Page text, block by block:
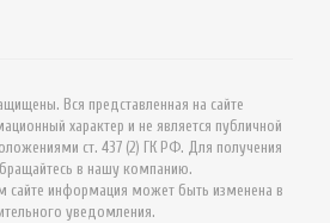
Вся представленная на сайте
характер и не является публичной
ст. 437 (2) ГК РФ. Для получения
в нашу компанию.
сайте информация может быть изменена в
уведомления.